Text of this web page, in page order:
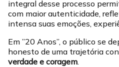
integral desse processo
com maior autenticidade,
intensa suas emoções,
Em ”20 Anos”, o público se
honesto de uma trajetória
verdade e coragem.